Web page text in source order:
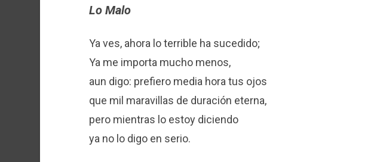
Lo Malo
Ya ves, ahora lo terrible ha sucedido;
Ya me importa mucho menos,
aun digo: prefiero media hora tus ojos
que mil maravillas de duración eterna,
pero mientras lo estoy diciendo
ya no lo digo en serio.